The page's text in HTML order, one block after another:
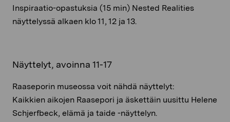
Inspiraatio-opastuksia (15 min) Nested Realities
näyttelyssä alkaen klo 11, 12 ja 13.
Näyttelyt, avoinna 11-17
Raaseporin museossa voit nähdä näyttelyt:
Kaikkien aikojen Raasepori ja äskettäin uusittu Helene
Schjerfbeck, elämä ja taide -näyttelyn.